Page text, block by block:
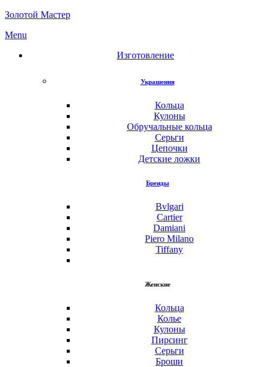
Золотой Мастер
Menu
Изготовление
Украшения
Кольца
Кулоны
Обручальные кольца
Серьги
Цепочки
Детские ложки
Бренды
Bvlgari
Cartier
Damiani
Piero Milano
Tiffany
Женские
Кольца
Колье
Кулоны
Пирсинг
Серьги
Броши